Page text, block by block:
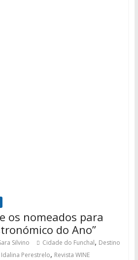
os nomeados para
do Ano”
Silvino Cidade do Funchal, Destino
Idalina Perestrelo, Revista WINE